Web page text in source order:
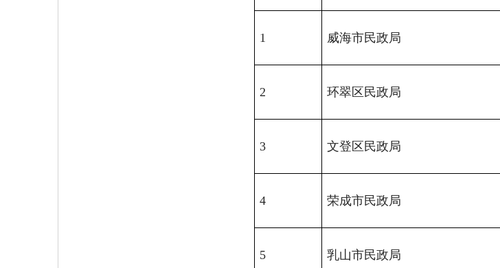
1 威海市民政局
2 环翠区民政局
3 文登区民政局
4 荣成市民政局
5 乳山市民政局